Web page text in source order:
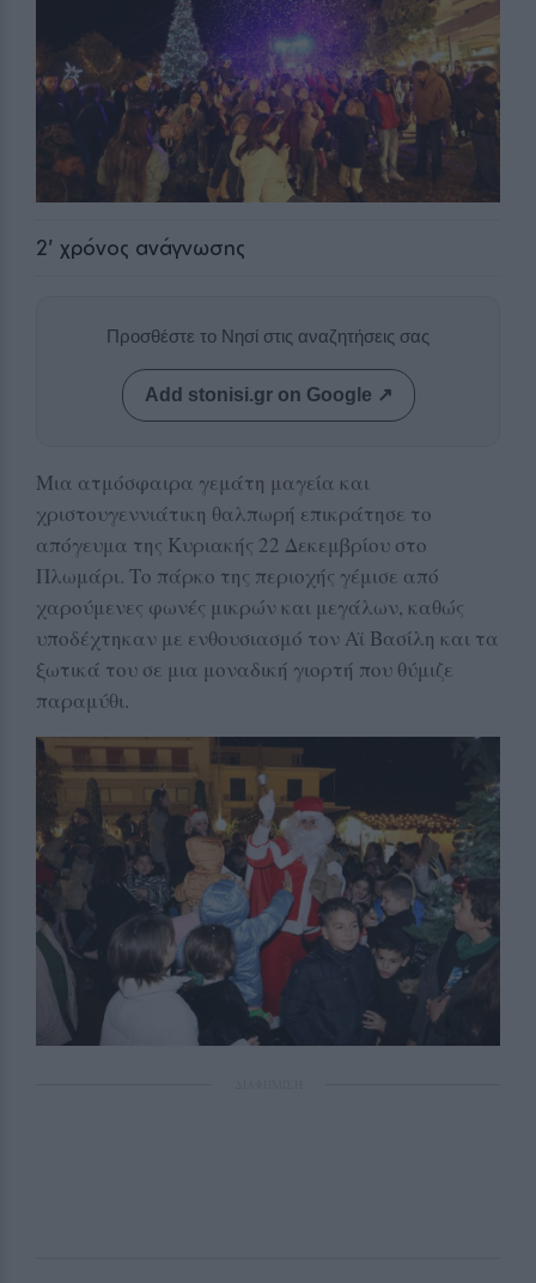
2' χρόνος ανάγνωσης
Προσθέστε το Νησί στις αναζητήσεις σας
Add stonisi.gr on Google ↗
Μια ατμόσφαιρα γεμάτη μαγεία και
χριστουγεννιάτικη θαλπωρή επικράτησε το
απόγευμα της Κυριακής 22 Δεκεμβρίου στο
Πλωμάρι. Το πάρκο της περιοχής γέμισε από
χαρούμενες φωνές μικρών και μεγάλων, καθώς
υποδέχτηκαν με ενθουσιασμό τον Αϊ Βασίλη και τα
ξωτικά του σε μια μοναδική γιορτή που θύμιζε
παραμύθι.